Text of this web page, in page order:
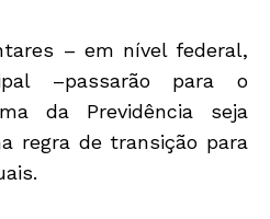
– em nível federal,
–passarão para o
da Previdência seja
regra de transição para